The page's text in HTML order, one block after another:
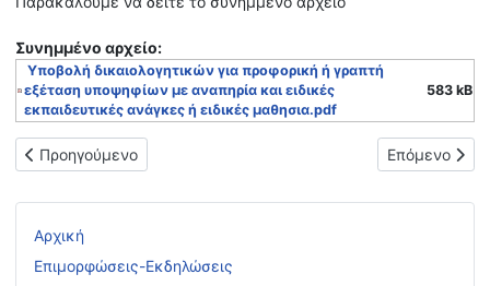
Αρχική
Επιμορφώσεις-Εκδηλώσεις
Συνημμένo αρχείο:
Υποβολή δικαιολογητικών για προφορική ή γραπτή
εξέταση υποψηφίων με αναπηρία και ειδικές
εκπαιδευτικές ανάγκες ή ειδικές μαθησια.pdf
583 kB
Προηγούμενο άρθρο: α) ΥΠΟΒΟΛΗ ΑΙΤΗΣΗΣ-ΔΗΛΩΣΗΣ ΓΙΑ
Προηγούμενο Επόμενο
Επόμενο